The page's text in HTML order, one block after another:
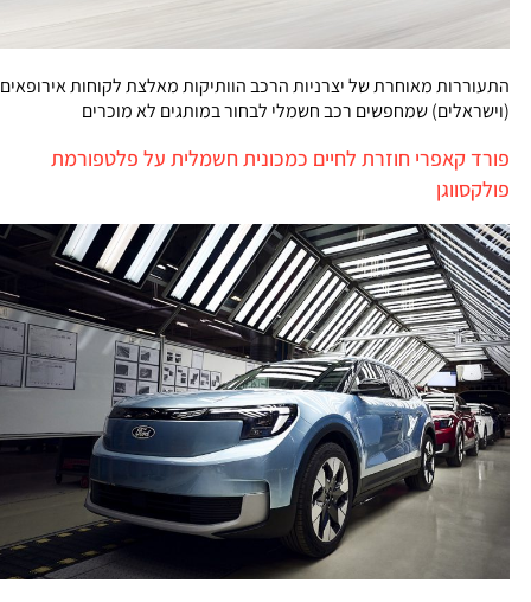
התעוררות מאוחרת של יצרניות הרכב הוותיקות מאלצת לקוחות אירופאים
(וישראלים) שמחפשים רכב חשמלי לבחור במותגים לא מוכרים
פורד קאפרי חוזרת לחיים כמכונית חשמלית על פלטפורמת
פולקסווגן